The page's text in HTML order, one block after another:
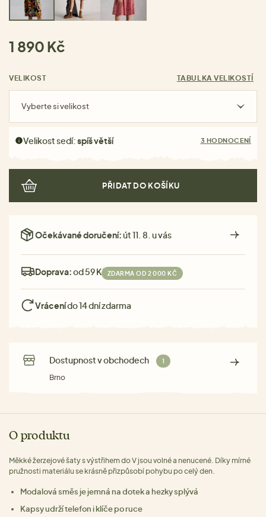
1 890 Kč
VELIKOST TABULKA VELIKOSTÍ
Vyberte si velikost
Velikost sedí:spíš větší 3 HODNOCENÍ
PŘIDAT DO KOŠÍKU
Očekávané doručení:út 11. 8. u vás
Doprava:od 59 Kč ZDARMA OD 2 000 KČ
Vrácenído 14 dní zdarma
Dostupnost v obchodech 1
Brno
O produktu
Měkké žerzejové šaty s výstřihem do V jsou volné a nenucené. Díky mírné
pružnosti materiálu se krásně přizpůsobí pohybu po celý den.
Modalová směs je jemná na dotek a hezky splývá
Kapsy udrží telefon i klíče po ruce